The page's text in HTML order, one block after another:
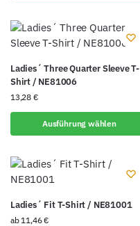
Ladies´ Three Quarter Sleeve T-
Shirt / NE81006
13,28 €
Ausführung wählen
Ladies´ Fit T-Shirt / NE81001
ab 11,46€